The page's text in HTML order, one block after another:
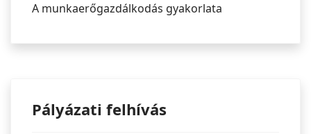
A munkaerőgazdálkodás gyakorlata
Pályázati felhívás